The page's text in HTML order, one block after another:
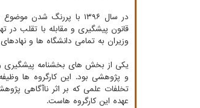
در سال ۱۳۹۶ با پررنگ
قانون پیشگیری و مقابله با تقلب
وزیران به تمامی دانشگاه ها و
یکی از بخش های بخشنامه پیشگیری و
و پژوهشی بود. این کارگروه ها
تخلفات علمی که بر اثر ناآگاهی
عهده این کارگروه هاست.